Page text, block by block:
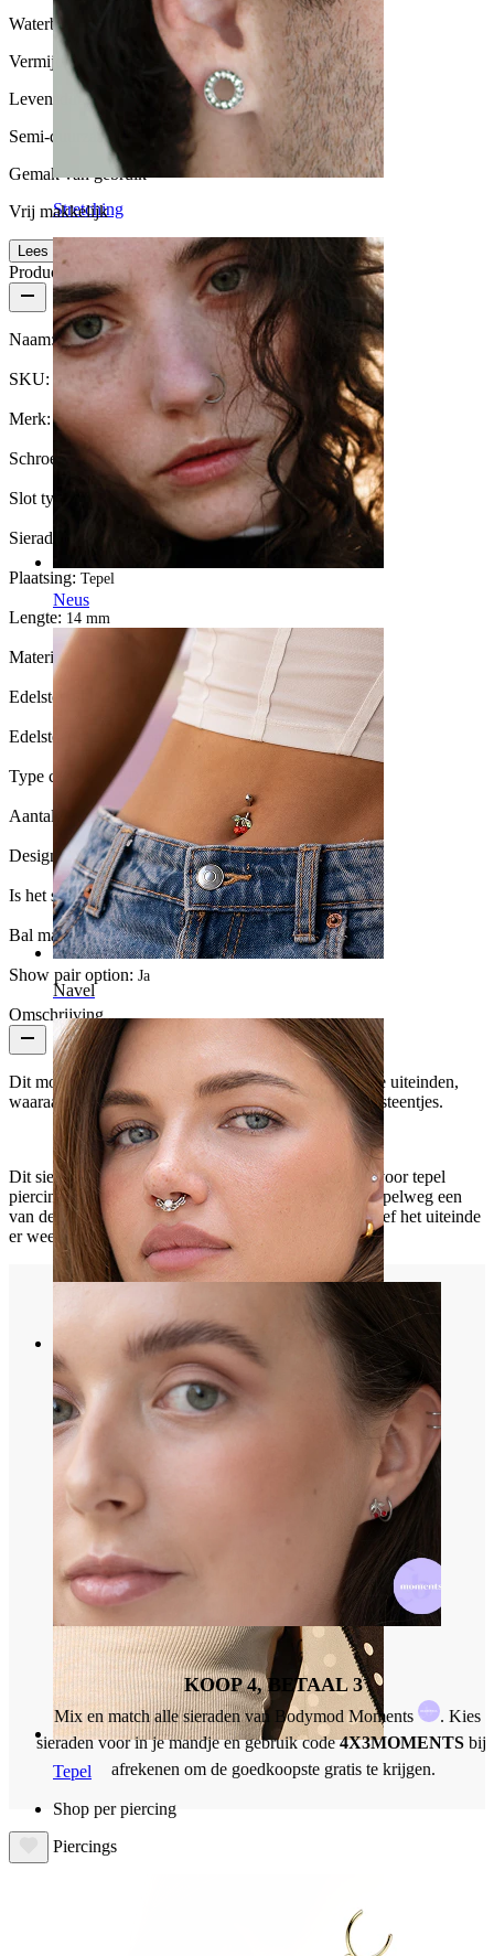
Stretching
Neus
Navel
Septum
Tepel
Shop per piercing
Piercings
Waterbestendigheid
Vermijd water
Levensduur
Semi-duurzaam
Gemak van gebruik
Vrij makkelijk
Lees meer
Productdetails
Naam:Tepel staafje met hartjesbedels
SKU: Nipple-117
Merk:Bodymod Moments
Schroefdraad dikte: 1,6 mm
Slot type: Externe schroefdraad
Sieraden type: Recht staafje
Plaatsing: Tepel
Lengte: 14 mm
Materiaal: Chirurgisch staal / Messing
Edelsteen kleur: Transparant
Edelsteen type: Zirkonia
Type coating: PVD-coating
Aantal eenheden:
Design: Hart
Is het sieraad gecoat?:Ja, het hele sieraad
Bal maat:5 mm
Show pair option: Ja
Omschrijving
Dit mooie tepel staafje heeft een CZ steentje aan beide uiteinden,
waaraan een lief hartje hangt gezet met nog meer CZ steentjes.
Dit sieraad heeft een dikte van 1.6 mm, wat ideaal is voor tepel
piercings. Het is makkelijk in te brengen - schroef simpelweg een
van de uiteinden los, breng aan in je piercing en schroef het uiteinde
er weer op om het vast te zetten.
KOOP 4, BETAAL 3
Mix en match alle sieraden van Bodymod Moments
. Kies 4
sieraden voor in je mandje en gebruik code4X3MOMENTSbij
afrekenen om de goedkoopste gratis te krijgen.